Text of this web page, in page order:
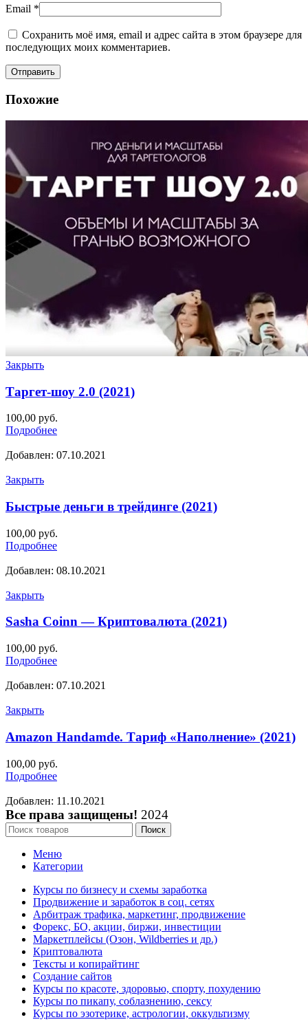
Email *
Сохранить моё имя, email и адрес сайта в этом браузере для
последующих моих комментариев.
Похожие
Закрыть
Таргет-шоу 2.0 (2021)
100,00 руб.
Подробнее
Добавлен: 07.10.2021
Закрыть
Быстрые деньги в трейдинге (2021)
100,00 руб.
Подробнее
Добавлен: 08.10.2021
Закрыть
Sasha Coinn — Криптовалюта (2021)
100,00 руб.
Подробнее
Добавлен: 07.10.2021
Закрыть
Amazon Handamde. Тариф «Наполнение» (2021)
100,00 руб.
Подробнее
Добавлен: 11.10.2021
Все права защищены! 2024
Поиск
Меню
Категории
Курсы по бизнесу и схемы заработка
Продвижение и заработок в соц. сетях
Арбитраж трафика, маркетинг, продвижение
Форекс, БО, акции, биржи, инвестиции
Маркетплейсы (Озон, Wildberries и др.)
Криптовалюта
Тексты и копирайтинг
Создание сайтов
Курсы по красоте, здоровью, спорту, похудению
Курсы по пикапу, соблазнению, сексу
Курсы по эзотерике, астрологии, оккультизму